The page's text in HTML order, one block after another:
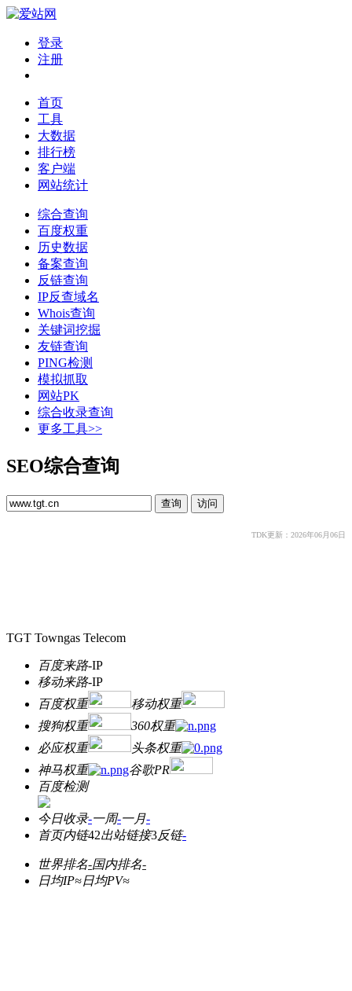
登录
注册
首页
工具
大数据
排行榜
客户端
网站统计
综合查询
百度权重
历史数据
备案查询
反链查询
IP反查域名
Whois查询
关键词挖掘
友链查询
PING检测
模拟抓取
网站PK
综合收录查询
更多工具>>
SEO综合查询
TDK更新：2026年06月06日
TGT Towngas Telecom
百度来路-IP
移动来路-IP
百度权重
移动权重
搜狗权重
360权重
必应权重
头条权重
神马权重
谷歌PR
百度检测
今日收录-一周-一月-
首页内链42出站链接3反链-
世界排名-国内排名-
日均IP≈日均PV≈